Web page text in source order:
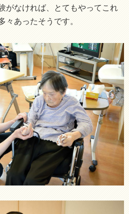
がなければ、とてもやってこれ
あったそうです。